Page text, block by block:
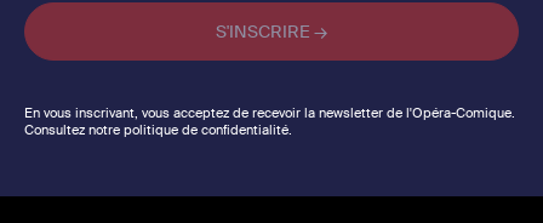
En vous inscrivant, vous acceptez de recevoir la newsletter de l'Opéra-Comique.
Consultez notre politique de confidentialité.